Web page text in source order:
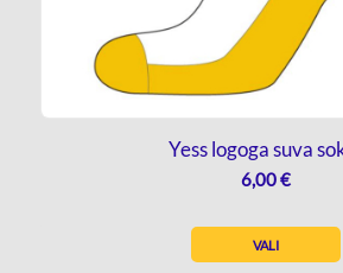
Yess logoga suva
6,00€
VALI